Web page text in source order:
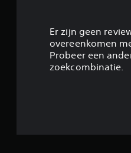
Er zijn geen
overeenkomen
Probeer een
zoekcombinatie.